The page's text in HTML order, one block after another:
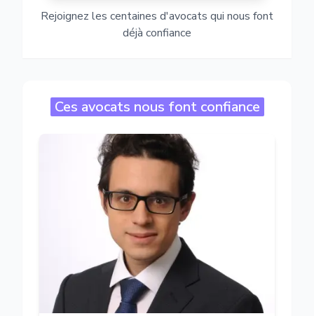
Rejoignez les centaines d'avocats qui nous font
déjà confiance
Ces avocats nous font confiance